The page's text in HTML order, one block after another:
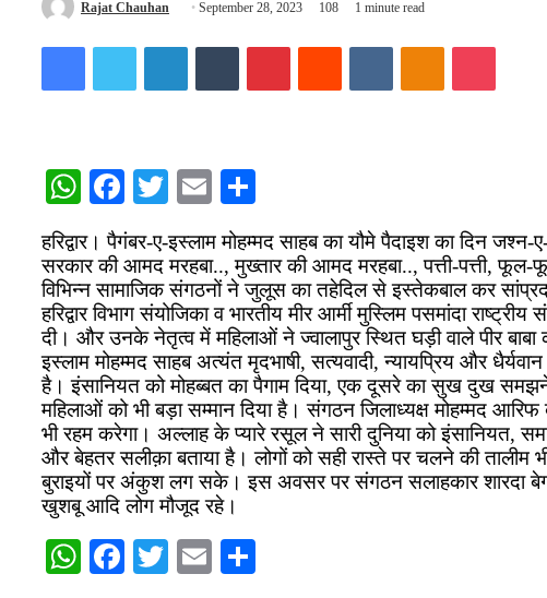
Rajat Chauhan
Send September 28, 2023 108 1 minute read
FacebookTwitter LinkedInTumblr PinterestReddit VKontakteOdnoklassniki
Pocket
WhatsApp
Facebook
TwitterEmail
हरिद्वार। पैगंबर-ए-इस्लाम मोहम्मद साहब का यौमे पैदाइश का दिन
सरकार की आमद मरहबा.., मुख्तार की आमद मरहबा.., पत्ती-पत्ती,
विभिन्न सामाजिक संगठनों ने जुलूस का तहेदिल से इस्तेकबाल कर
हरिद्वार विभाग संयोजिका व भारतीय मीर आर्मी मुस्लिम पसमांदा
दी। और उनके नेतृत्व में महिलाओं ने ज्वालापुर स्थित घड़ी वाले पीर
इस्लाम मोहम्मद साहब अत्यंत मृदभाषी, सत्यवादी, न्यायप्रिय और
है। इंसानियत को मोहब्बत का पैगाम दिया, एक दूसरे का सुख दुख
महिलाओं को भी बड़ा सम्मान दिया है। संगठन जिलाध्यक्ष मोहम्मद
भी रहम करेगा। अल्लाह के प्यारे रसूल ने सारी दुनिया को इंसानियत,
और बेहतर सलीक़ा बताया है। लोगों को सही रास्ते पर चलने की
बुराइयों पर अंकुश लग सके। इस अवसर पर संगठन सलाहकार शारदा
खुशबू आदि लोग मौजूद रहे।
WhatsApp
Facebook
TwitterEmail